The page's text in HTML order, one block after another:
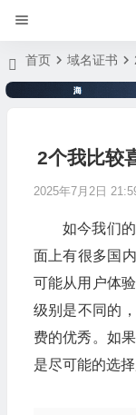
首页 域名证书
2个我比较
2025年7月2日
如今我们
面上有很多国
可能从用户体
级别是不同的
费的优秀。如
是尽可能的选